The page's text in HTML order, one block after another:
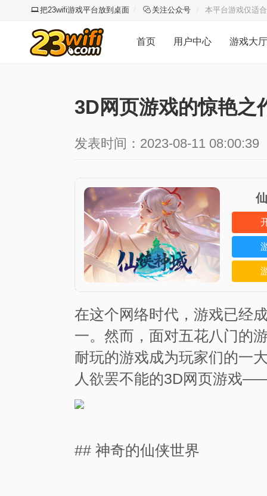
把23wifi游戏平台放到桌面 关注公众号 本平台游戏仅适
首页 用户中心 游戏大厅
3D网页游戏的惊艳之
发表时间：2023-08-11 08:00:39
在这个网络时代，游戏已经
一。然而，面对五花八门的
耐玩的游戏成为玩家们的一
人欲罢不能的3D网页游戏
## 神奇的仙侠世界